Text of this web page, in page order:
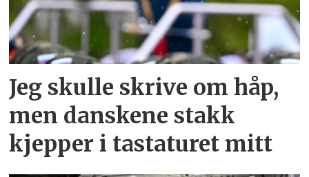
Jeg skulle skrive om håp,
men danskene stakk
kjepper i tastaturet mitt